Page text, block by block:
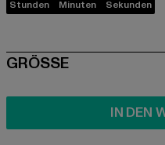
Stunden Minuten Sekunden
SIZE
GRÖSSE
IN DEN